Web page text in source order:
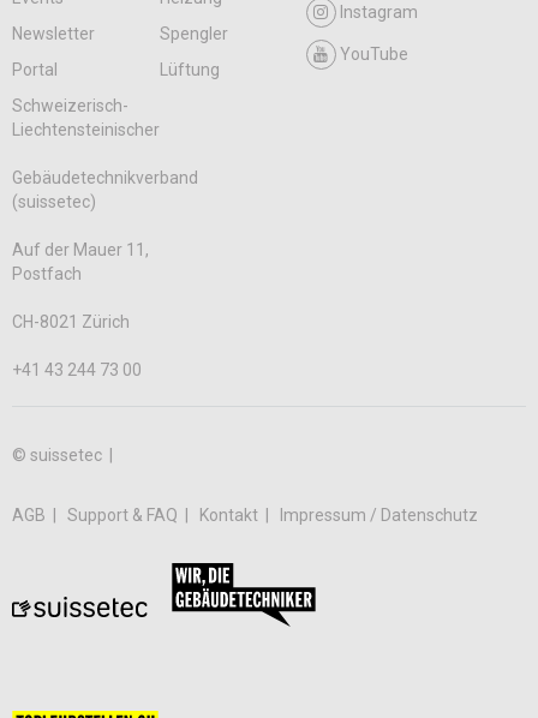
Newsletter
Spengler
Portal
Lüftung
Instagram
YouTube
Schweizerisch-
Liechtensteinischer
Gebäudetechnikverband
(suissetec)
Auf der Mauer 11,
Postfach
CH-8021 Zürich
+41 43 244 73 00
© suissetec |
AGB Support & FAQ Kontakt Impressum / Datenschutz